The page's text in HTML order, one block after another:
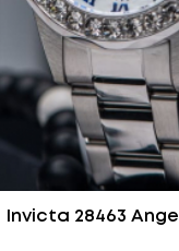
Invicta 28463 Angel